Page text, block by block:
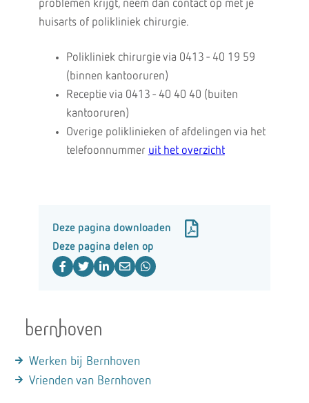
problemen krijgt, neem dan contact op met je
huisarts of polikliniek chirurgie.
Polikliniek chirurgie via 0413 - 40 19 59
(binnen kantooruren)
Receptie via 0413 - 40 40 40 (buiten
kantooruren)
Overige poliklinieken of afdelingen via het
telefoonnummer uit het overzicht
Deze pagina downloaden
Deze pagina delen op
Werken bij Bernhoven
Vrienden van Bernhoven